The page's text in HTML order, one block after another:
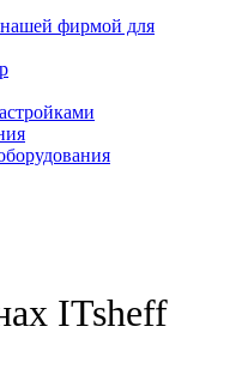
фирмой для
ITsheff